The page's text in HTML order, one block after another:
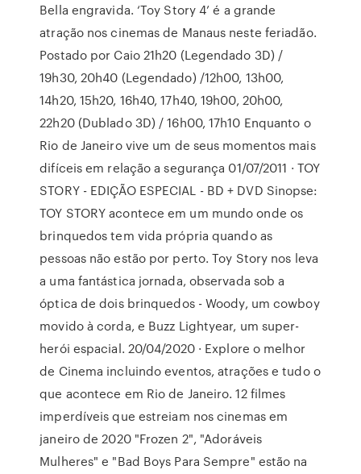
Bella engravida. ‘Toy Story 4’ é a grande
atração nos cinemas de Manaus neste feriadão.
Postado por Caio 21h20 (Legendado 3D) /
19h30, 20h40 (Legendado) /12h00, 13h00,
14h20, 15h20, 16h40, 17h40, 19h00, 20h00,
22h20 (Dublado 3D) / 16h00, 17h10 Enquanto o
Rio de Janeiro vive um de seus momentos mais
difíceis em relação a segurança 01/07/2011 · TOY
STORY - EDIÇÃO ESPECIAL - BD + DVD Sinopse:
TOY STORY acontece em um mundo onde os
brinquedos tem vida própria quando as
pessoas não estão por perto. Toy Story nos leva
a uma fantástica jornada, observada sob a
óptica de dois brinquedos - Woody, um cowboy
movido à corda, e Buzz Lightyear, um super-
herói espacial. 20/04/2020 · Explore o melhor
de Cinema incluindo eventos, atrações e tudo o
que acontece em Rio de Janeiro. 12 filmes
imperdíveis que estreiam nos cinemas em
janeiro de 2020 "Frozen 2", "Adoráveis
Mulheres" e "Bad Boys Para Sempre" estão na